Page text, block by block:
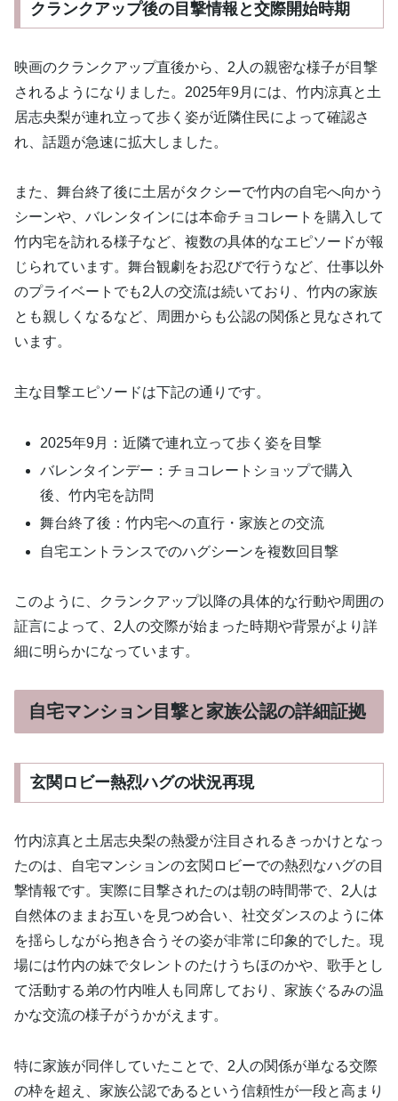
クランクアップ後の目撃情報と交際開始時期
映画のクランクアップ直後から、2人の親密な様子が目撃
されるようになりました。2025年9月には、竹内涼真と土
居志央梨が連れ立って歩く姿が近隣住民によって確認さ
れ、話題が急速に拡大しました。
また、舞台終了後に土居がタクシーで竹内の自宅へ向かう
シーンや、バレンタインには本命チョコレートを購入して
竹内宅を訪れる様子など、複数の具体的なエピソードが報
じられています。舞台観劇をお忍びで行うなど、仕事以外
のプライベートでも2人の交流は続いており、竹内の家族
とも親しくなるなど、周囲からも公認の関係と見なされて
います。
主な目撃エピソードは下記の通りです。
2025年9月：近隣で連れ立って歩く姿を目撃
バレンタインデー：チョコレートショップで購入
後、竹内宅を訪問
舞台終了後：竹内宅への直行・家族との交流
自宅エントランスでのハグシーンを複数回目撃
このように、クランクアップ以降の具体的な行動や周囲の
証言によって、2人の交際が始まった時期や背景がより詳
細に明らかになっています。
自宅マンション目撃と家族公認の詳細証拠
玄関ロビー熱烈ハグの状況再現
竹内涼真と土居志央梨の熱愛が注目されるきっかけとなっ
たのは、自宅マンションの玄関ロビーでの熱烈なハグの目
撃情報です。実際に目撃されたのは朝の時間帯で、2人は
自然体のままお互いを見つめ合い、社交ダンスのように体
を揺らしながら抱き合うその姿が非常に印象的でした。現
場には竹内の妹でタレントのたけうちほのかや、歌手とし
て活動する弟の竹内唯人も同席しており、家族ぐるみの温
かな交流の様子がうかがえます。
特に家族が同伴していたことで、2人の関係が単なる交際
の枠を超え、家族公認であるという信頼性が一段と高まり